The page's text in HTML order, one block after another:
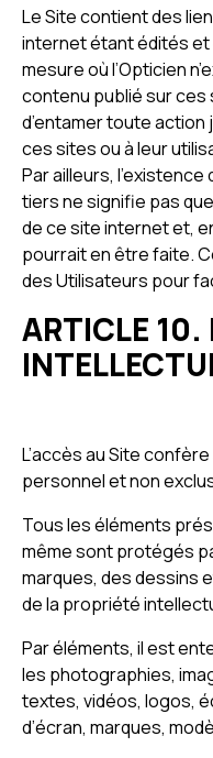
Le Site contient des
internet étant édités et
mesure où l’Opticien
contenu publié sur ces
d’entamer toute
ces sites ou à leur
Par ailleurs, l'existence
tiers ne signifie pas
de ce site internet et,
pourrait en être faite.
des Utilisateurs pour
ARTICLE 10.
L’accès au Site
personnel et non
Tous les éléments
même sont protégés
marques, des dessins
de la propriété
Par éléments, il est
les photographies,
textes, vidéos, logos,
d’écran, marques,